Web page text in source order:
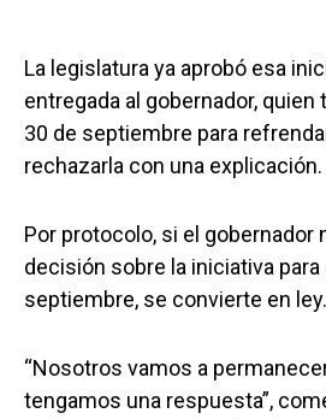
La legislatura ya aprobó esa
entregada al gobernador, quien
30 de septiembre para
rechazarla con una explicación.
Por protocolo, si el gobernador
decisión sobre la iniciativa
septiembre, se convierte en ley.
“Nosotros vamos a
tengamos una respuesta”,